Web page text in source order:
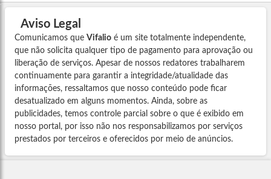
Aviso Legal
Comunicamos que Vifalio é um site totalmente independente,
que não solicita qualquer tipo de pagamento para aprovação ou
liberação de serviços. Apesar de nossos redatores trabalharem
continuamente para garantir a integridade/atualidade das
informações, ressaltamos que nosso conteúdo pode ficar
desatualizado em alguns momentos. Ainda, sobre as
publicidades, temos controle parcial sobre o que é exibido em
nosso portal, por isso não nos responsabilizamos por serviços
prestados por terceiros e oferecidos por meio de anúncios.